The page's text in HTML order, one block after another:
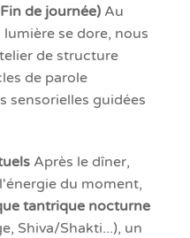
de journée) Au
se dore, nous
de structure
de parole
sensorielles guidées
Après le dîner,
du moment,
tantrique nocturne
Shiva/Shakti...), un